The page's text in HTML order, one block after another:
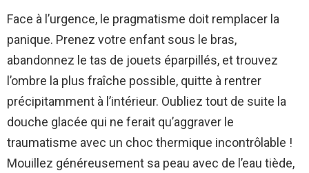
Face à l’urgence, le pragmatisme doit remplacer la
panique. Prenez votre enfant sous le bras,
abandonnez le tas de jouets éparpillés, et trouvez
l’ombre la plus fraîche possible, quitte à rentrer
précipitamment à l’intérieur. Oubliez tout de suite la
douche glacée qui ne ferait qu’aggraver le
traumatisme avec un choc thermique incontrôlable !
Mouillez généreusement sa peau avec de l’eau tiède,